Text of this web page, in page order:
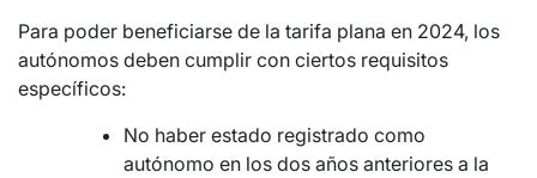
Para poder beneficiarse de la tarifa plana en 2024, los
autónomos deben cumplir con ciertos requisitos
específicos:
No haber estado registrado como
autónomo en los dos años anteriores a la